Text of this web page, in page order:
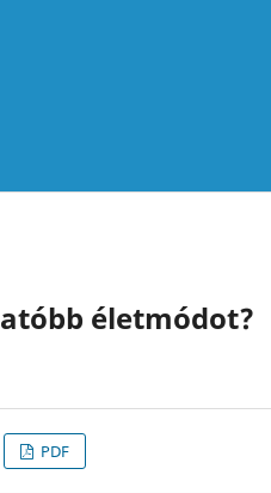
életmódot?
PDF